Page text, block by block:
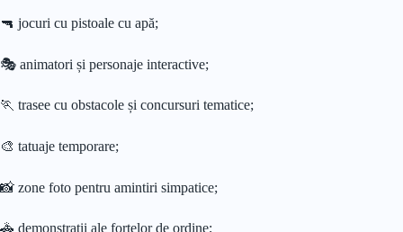
🔫 jocuri cu pistoale cu apă;
🎭 animatori și personaje interactive;
🏃 trasee cu obstacole și concursuri tematice;
🎨 tatuaje temporare;
📸 zone foto pentru amintiri simpatice;
🚓 demonstrații ale forțelor de ordine;